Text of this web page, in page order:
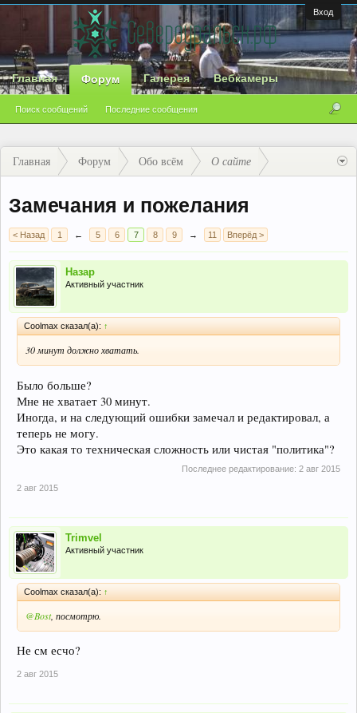
Вход
Главная Форум
Поиск сообщений Последние сообщения
Галерея Вебкамеры
Главная Форум Обо всём О сайте
Замечания и пожелания
< Назад 1 ← 5 6 7 8 9 → 11 Вперёд >
Назар
Активный участник
Coolmax сказал(а): ↑
30 минут должно хватать.
Было больше?
Мне не хватает 30 минут.
Иногда, и на следующий ошибки замечал и редактировал, а
теперь не могу.
Это какая то техническая сложность или чистая "политика"?
Последнее редактирование: 2 авг 2015
2 авг 2015
Trimvel
Активный участник
Coolmax сказал(а): ↑
@Bost, посмотрю.
Не см есчо?
2 авг 2015